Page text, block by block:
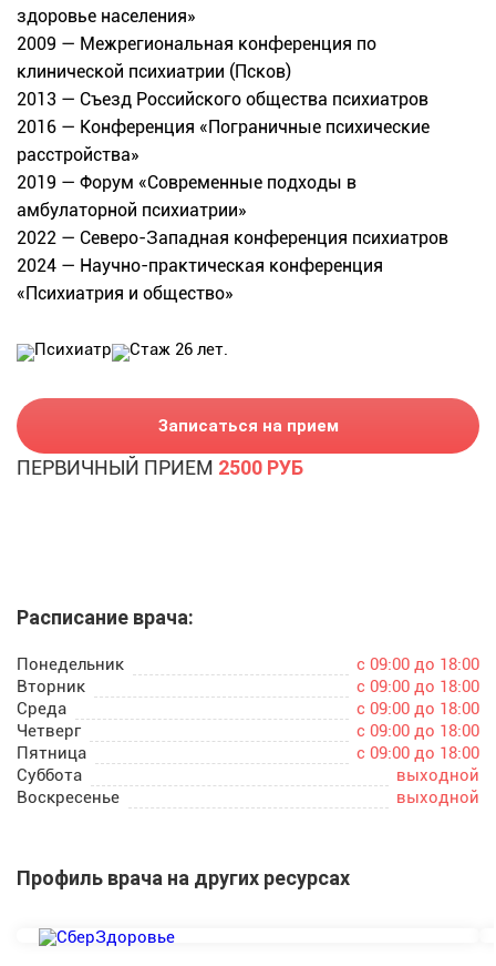
здоровье населения»
2009 — Межрегиональная конференция по
клинической психиатрии (Псков)
2013 — Съезд Российского общества психиатров
2016 — Конференция «Пограничные психические
расстройства»
2019 — Форум «Современные подходы в
амбулаторной психиатрии»
2022 — Северо-Западная конференция психиатров
2024 — Научно-практическая конференция
«Психиатрия и общество»
Психиатр Стаж 26 лет.
Записаться на прием
ПЕРВИЧНЫЙ ПРИЕМ 2500 РУБ
Расписание врача:
Понедельник
c 09:00 до 18:00
Вторник
c 09:00 до 18:00
Среда
c 09:00 до 18:00
Четверг
c 09:00 до 18:00
Пятница
c 09:00 до 18:00
Суббота
выходной
Воскресенье
выходной
Профиль врача на других ресурсах